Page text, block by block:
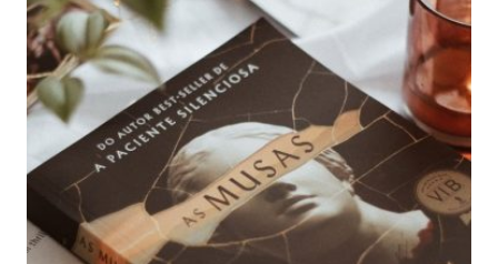
DIVULGA
TRAILER
OFICIAL
DA
ADAPTAÇÃO